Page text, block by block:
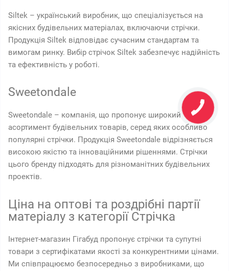
Siltek – український виробник, що спеціалізується на
якісних будівельних матеріалах, включаючи стрічки.
Продукція Siltek відповідає сучасним стандартам та
вимогам ринку. Вибір стрічок Siltek забезпечує надійність
та ефективність у роботі.
Sweetondale
Sweetondale – компанія, що пропонує широкий
асортимент будівельних товарів, серед яких особливо
популярні стрічки. Продукція Sweetondale відрізняється
високою якістю та інноваційними рішеннями. Стрічки
цього бренду підходять для різноманітних будівельних
проектів.
Ціна на оптові та роздрібні партії
матеріалу з категорії Стрічка
Інтернет-магазин Гігабуд пропонує стрічки та супутні
товари з сертифікатами якості за конкурентними цінами.
Ми співпрацюємо безпосередньо з виробниками, що